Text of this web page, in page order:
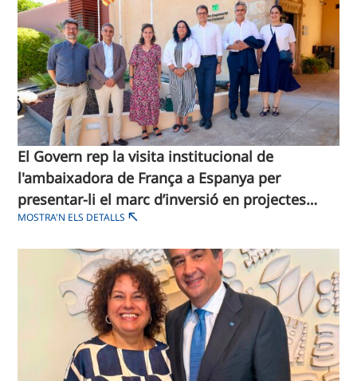
El Govern rep la visita institucional de
l'ambaixadora de França a Espanya per
presentar-li el marc d’inversió en projectes
estratègics de les Illes Balears
MOSTRA'N ELS DETALLS